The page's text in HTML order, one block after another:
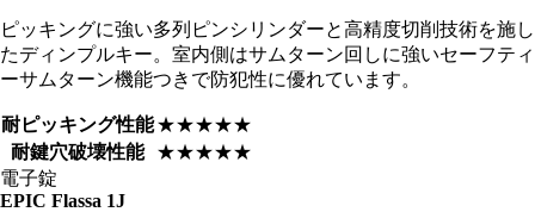
ピッキングに強い多列ピンシリンダーと高精度切削技術を施し
たディンプルキー。室内側はサムターン回しに強いセーフティ
ーサムターン機能つきで防犯性に優れています。
耐ピッキング性能★★★★★
耐鍵穴破壊性能
★★★★★
電子錠
EPIC Flassa 1J